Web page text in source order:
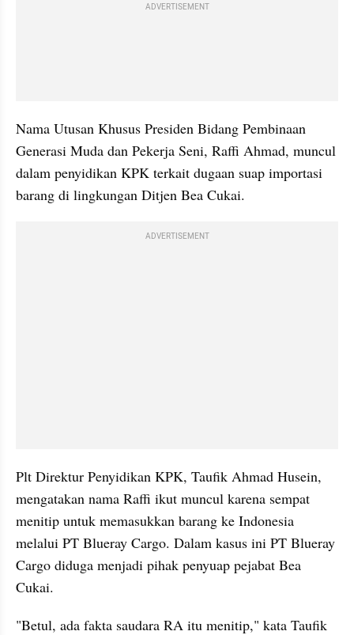
ADVERTISEMENT
Nama Utusan Khusus Presiden Bidang Pembinaan
Generasi Muda dan Pekerja Seni, Raffi Ahmad, muncul
dalam penyidikan KPK terkait dugaan suap importasi
barang di lingkungan Ditjen Bea Cukai.
ADVERTISEMENT
Plt Direktur Penyidikan KPK, Taufik Ahmad Husein,
mengatakan nama Raffi ikut muncul karena sempat
menitip untuk memasukkan barang ke Indonesia
melalui PT Blueray Cargo. Dalam kasus ini PT Blueray
Cargo diduga menjadi pihak penyuap pejabat Bea
Cukai.
"Betul, ada fakta saudara RA itu menitip," kata Taufik